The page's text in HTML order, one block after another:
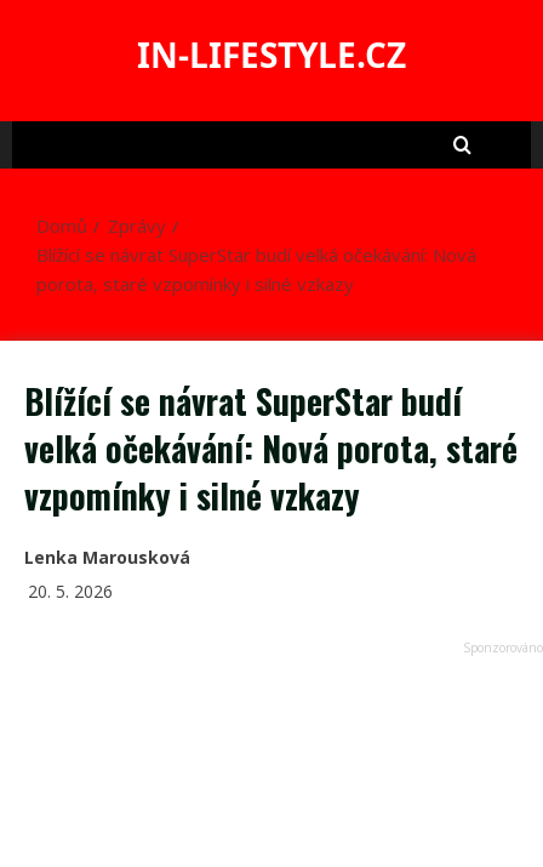
IN-LIFESTYLE.CZ
Domů
Zprávy
Blížící se návrat SuperStar budí velká očekávání: Nová
porota, staré vzpomínky i silné vzkazy
Blížící se návrat SuperStar budí
velká očekávání: Nová porota, staré
vzpomínky i silné vzkazy
Lenka Marousková
20. 5. 2026